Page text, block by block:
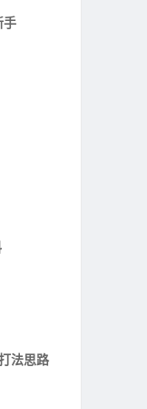
手
法思路